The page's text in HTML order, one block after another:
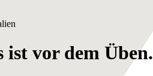
ist vor dem Üben.